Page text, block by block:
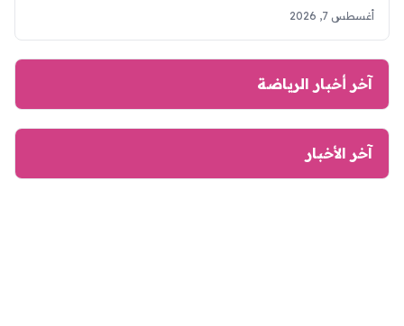
أغسطس 7, 2026
آخر أخبار الرياضة
آخر الأخبار